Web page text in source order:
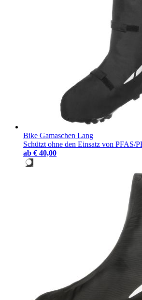
Bike Gamaschen Lang
Schützt ohne den Einsatz von PFAS/
ab € 40,00